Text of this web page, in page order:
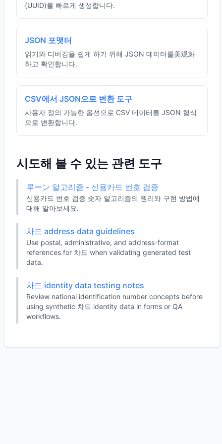
(UUID)를 빠르게 생성합니다.
JSON 포맷터
읽기와 디버깅을 쉽게 하기 위해 JSON 데이터를美观화
하고 확인합니다.
CSV에서 JSON으로 변환 도구
사용자 정의 가능한 옵션으로 CSV 데이터를 JSON 형식
으로 변환합니다.
시도해 볼 수 있는 관련 도구
루ーン 알고리즘 - 신용카드 번호 검증
신용카드 번호 검증 숫자 알고리즘의 원리와 구현 방법에
대해 알아보세요.
차드 address data guidelines
Use postal, administrative, and address-format
references for 차드 when validating generated test
data.
차드 identity data testing notes
Review national identification number concepts before
using synthetic 차드 identity data in forms or QA
workflows.